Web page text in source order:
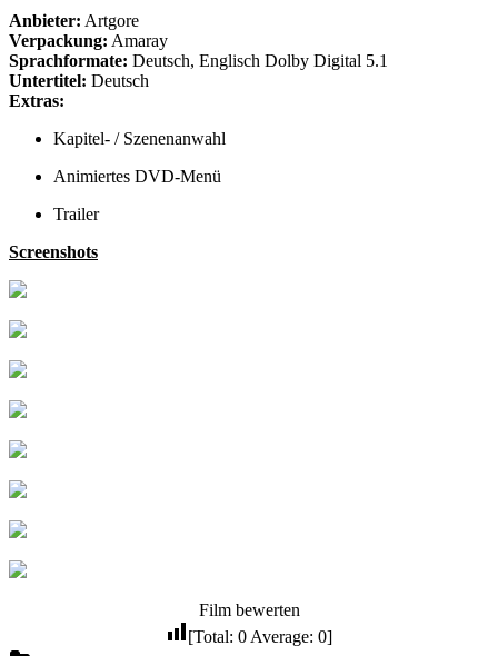
Anbieter: Artgore
Verpackung: Amaray
Sprachformate: Deutsch, Englisch Dolby Digital 5.1
Untertitel: Deutsch
Extras:
Kapitel- / Szenenanwahl
Animiertes DVD-Menü
Trailer
Screenshots
Film bewerten
[Total: 0 Average: 0]